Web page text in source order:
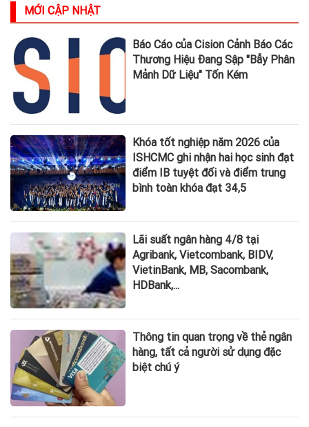
MỚI CẬP NHẬT
Báo Cáo của Cision Cảnh Báo Các
Thương Hiệu Đang Sập "Bẫy Phân
Mảnh Dữ Liệu" Tốn Kém
Khóa tốt nghiệp năm 2026 của
ISHCMC ghi nhận hai học sinh đạt
điểm IB tuyệt đối và điểm trung
bình toàn khóa đạt 34,5
Lãi suất ngân hàng 4/8 tại
Agribank, Vietcombank, BIDV,
VietinBank, MB, Sacombank,
HDBank,...
Thông tin quan trọng về thẻ ngân
hàng, tất cả người sử dụng đặc
biệt chú ý